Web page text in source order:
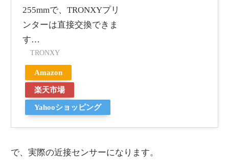
255mmで、TRONXYプリ
ンターは直接交換できま
す…
TRONXY
Amazon
楽天市場
Yahooショッピング
で、実際の近接センサーになります。